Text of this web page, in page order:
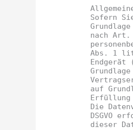
Sofern
nach Art.
Abs. 1
auf
Die
DSGVO
dieser